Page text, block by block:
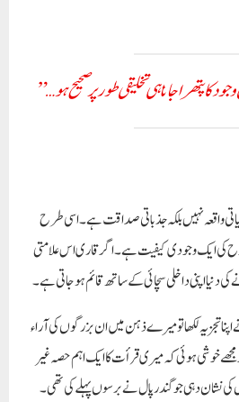
کا پتھرا جانا ہی تخلیقی طور پر صحیح ہو…”
واقعہ نہیں بلکہجذباتی صداقتہے۔ اسی طرح
روح کی ایک وجودی کیفیت ہے۔ اگر قاری اس علامتی
کی دنیا اپنی داخلی سچائی کے ساتھ قائم ہو جاتی ہے۔
تجزیہ لکھا تو میرے ذہن میں ان بزرگوں کی آراء
خوشی ہوئی کہ میری قرأت کا ایک اہم حصہ غیر
نشان دہی جوگندر پال نے برسوں پہلے کی تھی۔